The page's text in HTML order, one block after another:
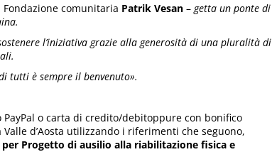
comunitaria Patrik Vesan – getta un ponte di
l’iniziativa grazie alla generosità di una pluralità di
tutti è sempre il benvenuto».
o carta di credito/debitoppure con bonifico
d’Aosta utilizzando i riferimenti che seguono,
per Progetto di ausilio alla riabilitazione fisica e